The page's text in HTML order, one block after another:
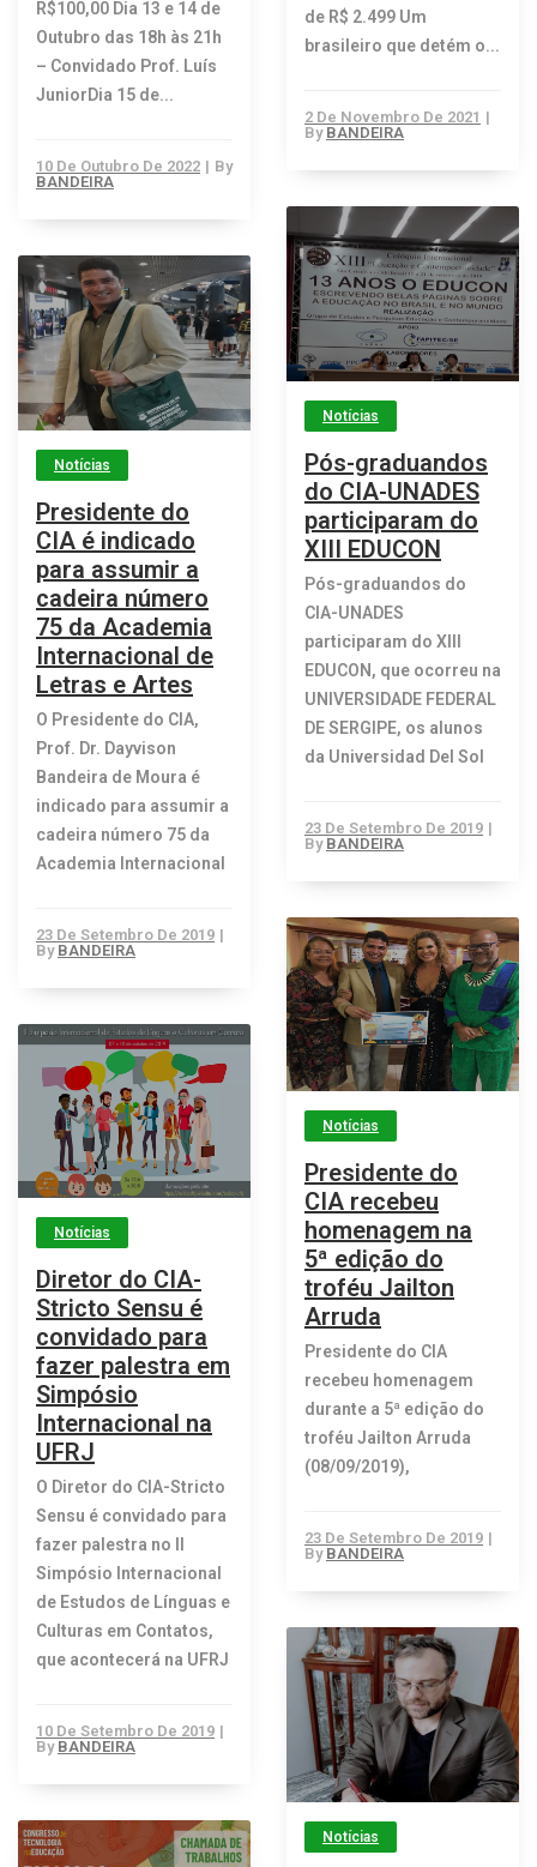
R$100,00 Dia 13 e 14 de
Outubro das 18h às 21h
– Convidado Prof. Luís
JuniorDia 15 de...
10 De Outubro De 2022 | By
BANDEIRA
de R$ 2.499 Um
brasileiro que detém o...
2 De Novembro De 2021 |
By BANDEIRA
Notícias
Pós-graduandos
do CIA-UNADES
participaram do
XIII EDUCON
Pós-graduandos do
CIA-UNADES
participaram do XIII
EDUCON, que ocorreu na
UNIVERSIDADE FEDERAL
DE SERGIPE, os alunos
da Universidad Del Sol
23 De Setembro De 2019 |
By BANDEIRA
Notícias
Presidente do
CIA é indicado
para assumir a
cadeira número
75 da Academia
Internacional de
Letras e Artes
O Presidente do CIA,
Prof. Dr. Dayvison
Bandeira de Moura é
indicado para assumir a
cadeira número 75 da
Academia Internacional
23 De Setembro De 2019 |
By BANDEIRA
Notícias
Presidente do
CIA recebeu
homenagem na
5ª edição do
troféu Jailton
Arruda
Presidente do CIA
recebeu homenagem
durante a 5ª edição do
troféu Jailton Arruda
(08/09/2019),
23 De Setembro De 2019 |
By BANDEIRA
Notícias
Diretor do CIA-
Stricto Sensu é
convidado para
fazer palestra em
Simpósio
Internacional na
UFRJ
O Diretor do CIA-Stricto
Sensu é convidado para
fazer palestra no II
Simpósio Internacional
de Estudos de Línguas e
Culturas em Contatos,
que acontecerá na UFRJ
10 De Setembro De 2019 |
By BANDEIRA
Notícias